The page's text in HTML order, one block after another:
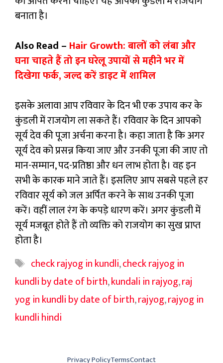
बनाता है।
Also Read – Hair Growth: बालों को लंबा और
घना चाहते हैं तो इन घरेलू उपायों से महीने भर में
दिखेगा फर्क, जल्द करें डाइट में शामिल
इसके अलावा आप रविवार के दिन भी एक उपाय कर के
कुंडली में राजयोग ला सकते हैं। रविवार के दिन आपको
सूर्य देव की पूजा अर्चना करना है। कहा जाता है कि अगर
सूर्य देव को प्रसन्न किया जाए और उनकी पूजा की जाए तो
मान-सम्मान, पद-प्रतिष्ठा और धन लाभ होता है। वह इन
सभी के कारक माने जाते हैं। इसलिए आप सबसे पहले हर
रविवार सूर्य को जल अर्पित करने के साथ उनकी पूजा
करें। वहीं लाल रंग के कपड़े धारण करें। अगर कुंडली में
सूर्य मजबूत होते हैं तो व्यक्ति को राजयोग का सुख प्राप्त
होता है।
Tags
check rajyog in kundli,check rajyog in
kundli by date of birth,kundali in rajyog,raj
yog in kundli by date of birth,rajyog,rajyog in
kundli hindi
Privacy PolicyTermsContact